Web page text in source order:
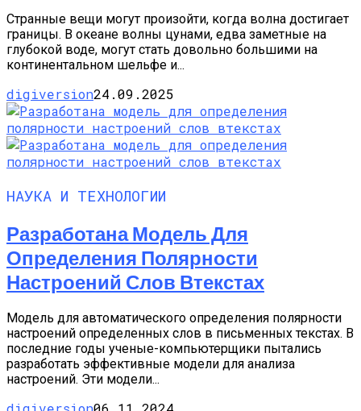
Странные вещи могут произойти, когда волна достигает
границы. В океане волны цунами, едва заметные на
глубокой воде, могут стать довольно большими на
континентальном шельфе и...
digiversion24.09.2025
НАУКА И ТЕХНОЛОГИИ
Разработана Модель Для
Определения Полярности
Настроений Слов Втекстах
Модель для автоматического определения полярности
настроений определенных слов в письменных текстах. В
последние годы ученые-компьютерщики пытались
разработать эффективные модели для анализа
настроений. Эти модели...